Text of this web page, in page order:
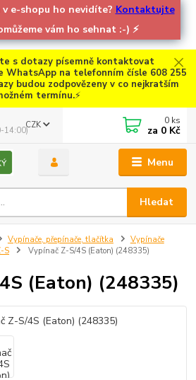
e-shopu ho nevidíte? Kontaktujte
vám ho sehnat :-) ⚡
s dotazy písemně kontaktovat
WhatsApp na telefonním čísle 608 255
budou zodpovězeny v co nejkratším
termínu.⚡
Menu
CZK
Hledat
14:00)
0 ks
za 0 Kč
Vypínače, přepínače, tlačítka
Vypínače
S Vypínač Z-S/4S (Eaton) (248335)
(Eaton) (248335)